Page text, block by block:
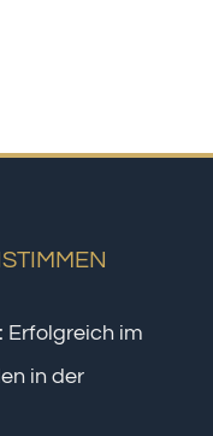
Erfolgreich im
in der